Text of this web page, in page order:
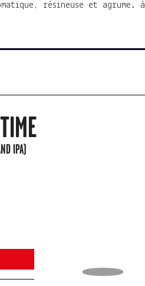
résineuse et agrume. à
IPA)